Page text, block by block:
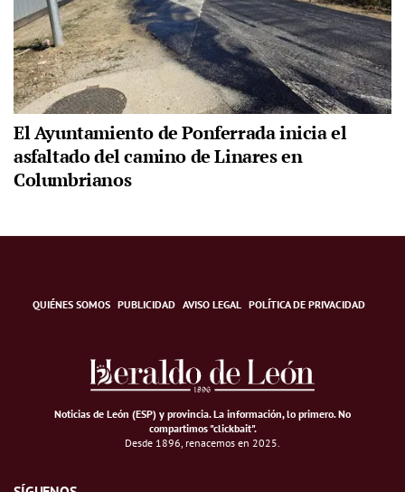
El Ayuntamiento de Ponferrada inicia el
asfaltado del camino de Linares en
Columbrianos
QUIÉNES SOMOS PUBLICIDAD AVISO LEGAL POLÍTICA DE PRIVACIDAD
Noticias de León (ESP) y provincia. La información, lo primero.No
compartimos "clickbait".
Desde 1896, renacemos en 2025.